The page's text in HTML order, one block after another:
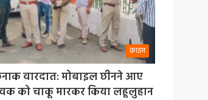
क्राइम
वारदात: मोबाइल छीनने आए
को चाकू मारकर किया लहूलुहान